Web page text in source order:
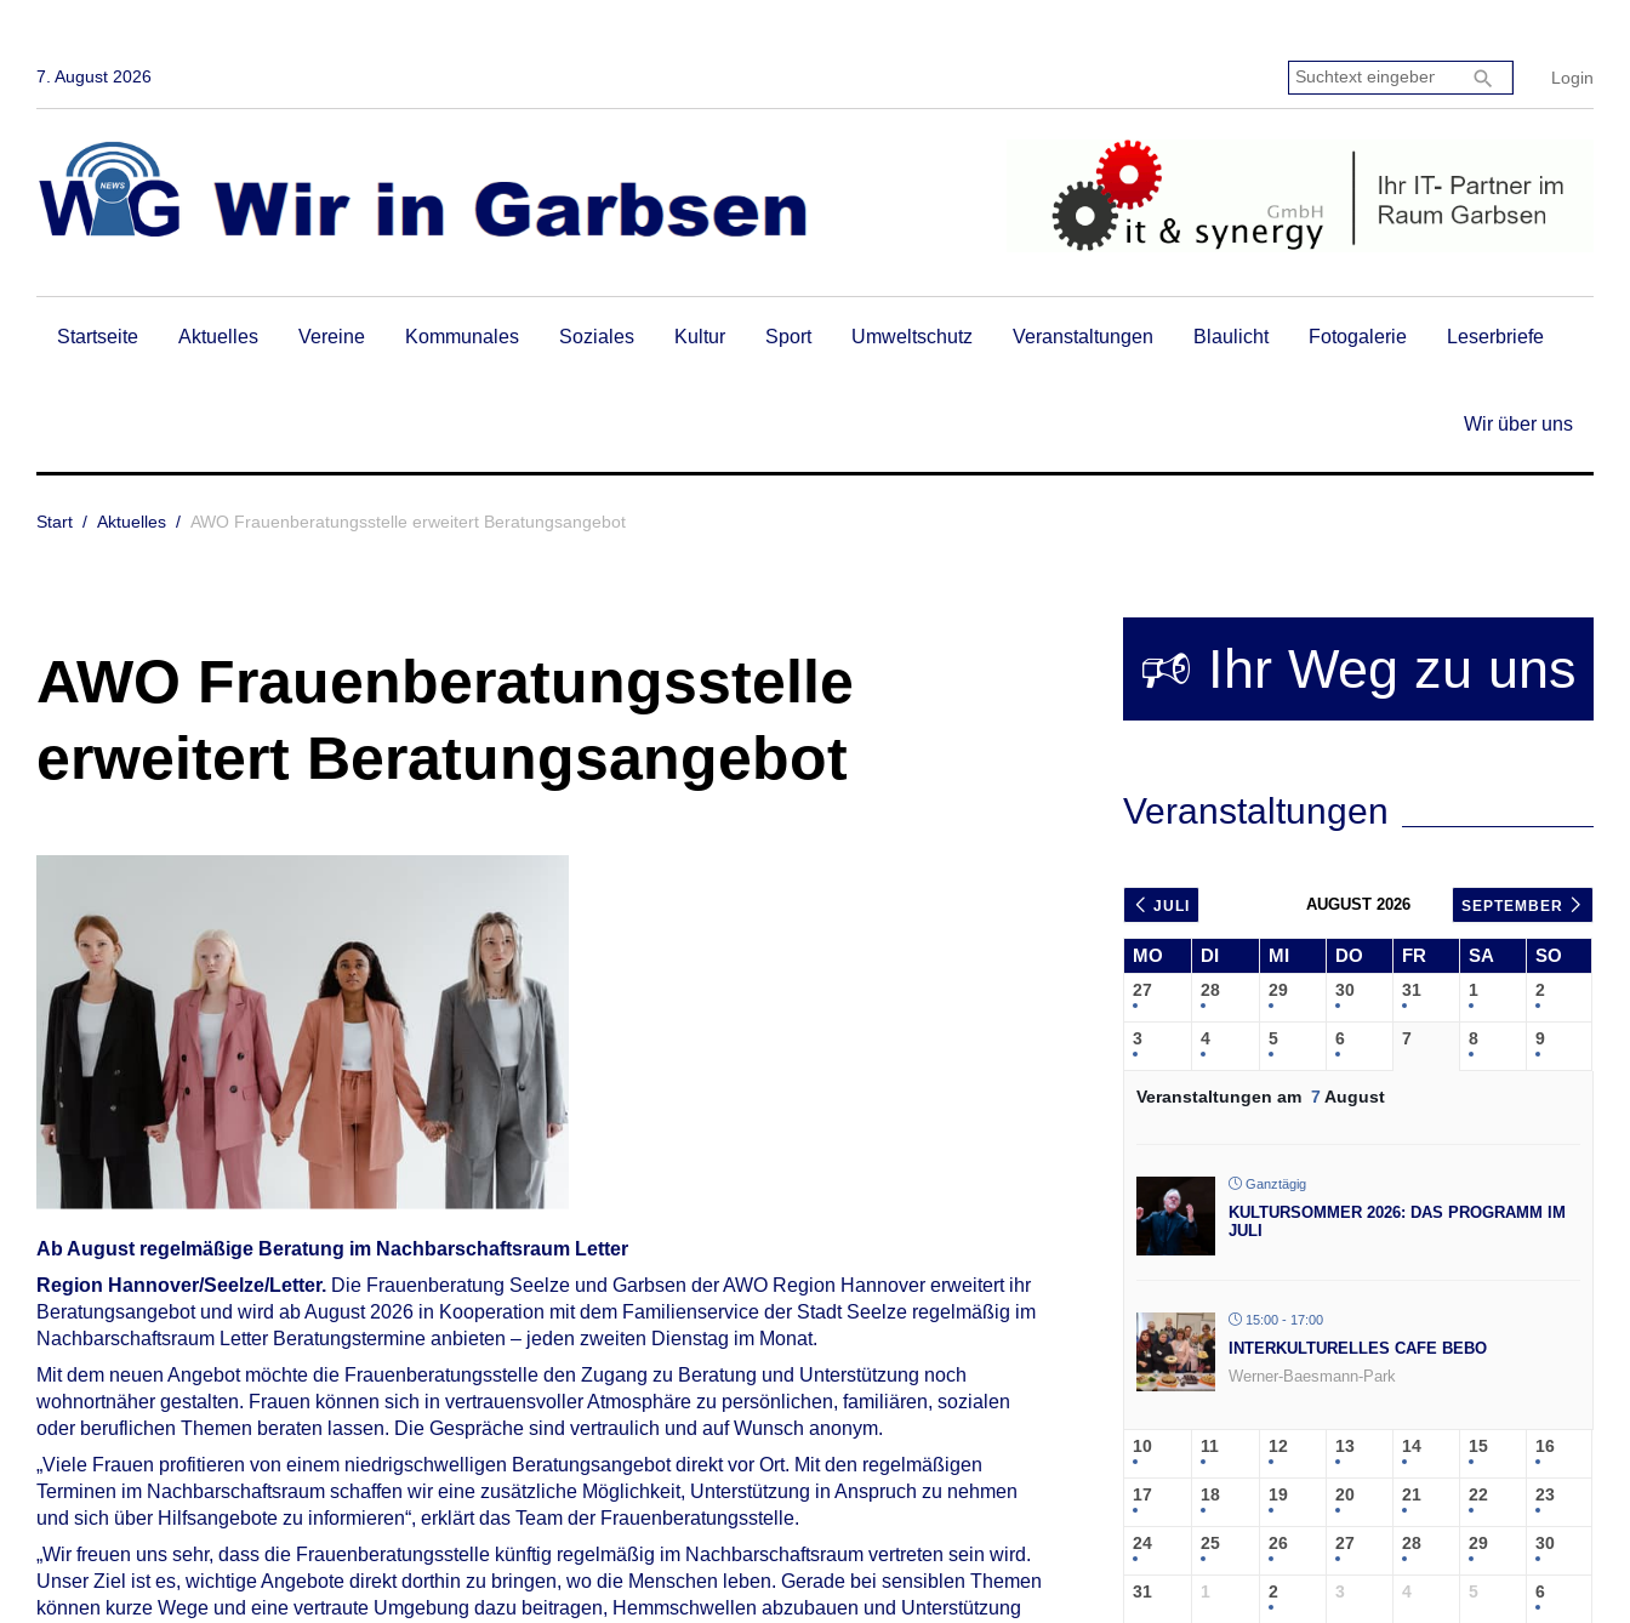
7. August 2026 Login
Suchtext
eingeben:
search
Startseite Aktuelles Vereine Kommunales Soziales Kultur Sport Umweltschutz Veranstaltungen Blaulicht Fotogalerie Leserbriefe
Wir über uns
Start / Aktuelles / AWO Frauenberatungsstelle erweitert Beratungsangebot
AWO Frauenberatungsstelle
erweitert Beratungsangebot
Ab August regelmäßige Beratung im Nachbarschaftsraum Letter
Region Hannover/Seelze/Letter. Die Frauenberatung Seelze und Garbsen der AWO Region Hannover erweitert ihr
Beratungsangebot und wird ab August 2026 in Kooperation mit dem Familienservice der Stadt Seelze regelmäßig im
Nachbarschaftsraum Letter Beratungstermine anbieten – jeden zweiten Dienstag im Monat.
Mit dem neuen Angebot möchte die Frauenberatungsstelle den Zugang zu Beratung und Unterstützung noch
wohnortnäher gestalten. Frauen können sich in vertrauensvoller Atmosphäre zu persönlichen, familiären, sozialen
oder beruflichen Themen beraten lassen. Die Gespräche sind vertraulich und auf Wunsch anonym.
„Viele Frauen profitieren von einem niedrigschwelligen Beratungsangebot direkt vor Ort. Mit den regelmäßigen
Terminen im Nachbarschaftsraum schaffen wir eine zusätzliche Möglichkeit, Unterstützung in Anspruch zu nehmen
und sich über Hilfsangebote zu informieren“, erklärt das Team der Frauenberatungsstelle.
„Wir freuen uns sehr, dass die Frauenberatungsstelle künftig regelmäßig im Nachbarschaftsraum vertreten sein wird.
Unser Ziel ist es, wichtige Angebote direkt dorthin zu bringen, wo die Menschen leben. Gerade bei sensiblen Themen
können kurze Wege und eine vertraute Umgebung dazu beitragen, Hemmschwellen abzubauen und Unterstützung
🕫 Ihr Weg zu uns
Veranstaltungen
JULI AUGUST 2026 SEPTEMBER
MO DI MI DO FR SA SO
27 28 29 30 31 1 2
3 4 5 6 7 8 9
Veranstaltungen am 7August
Ganztägig
KULTURSOMMER 2026: DAS PROGRAMM IM
JULI
15:00 - 17:00
INTERKULTURELLES CAFE BEBO
Werner-Baesmann-Park
10 11 12 13 14 15 16
17 18 19 20 21 22 23
24 25 26 27 28 29 30
31 1 2 3 4 5 6